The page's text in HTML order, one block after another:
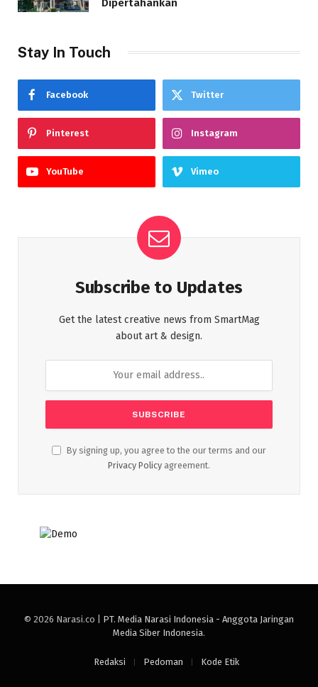
Dipertahankan
Stay In Touch
Facebook Twitter
Pinterest Instagram
YouTube Vimeo
Subscribe to Updates
Get the latest creative news from SmartMag
about art & design.
By signing up, you agree to the our terms and our
Privacy Policy agreement.
© 2026 Narasi.co | PT. Media Narasi Indonesia - Anggota Jaringan
Media Siber Indonesia.
Redaksi Pedoman Kode Etik